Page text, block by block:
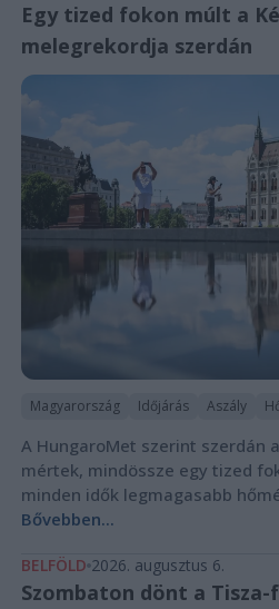
Egy tized fokon múlt a
melegrekordja szerdán
Magyarország Időjárás Aszály
A HungaroMet szerint szerdán
mértek, mindössze egy tized
minden idők legmagasabb
Bővebben...
BELFÖLD 2026. augusztus 6.
Szombaton dönt a Tisza-